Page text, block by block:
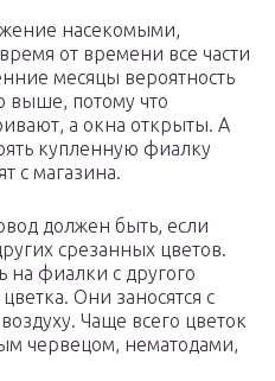
насекомыми,
от времени все части
месяцы вероятность
выше, потому что
а окна открыты. А
купленную фиалку
с магазина.
должен быть, если
срезанных цветов.
на фиалки с другого
Они заносятся с
Чаще всего цветок
червецом, нематодами,